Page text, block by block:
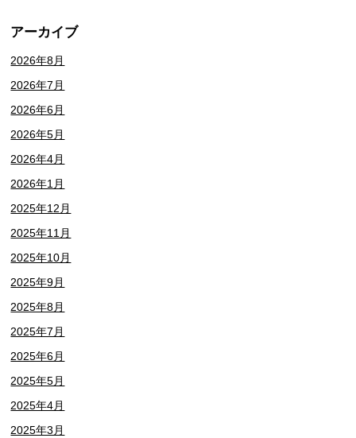
アーカイブ
2026年8月
2026年7月
2026年6月
2026年5月
2026年4月
2026年1月
2025年12月
2025年11月
2025年10月
2025年9月
2025年8月
2025年7月
2025年6月
2025年5月
2025年4月
2025年3月